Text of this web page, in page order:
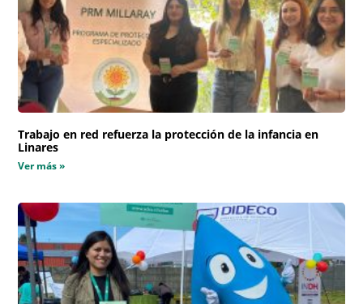
Trabajo en red refuerza la protección de la infancia en
Linares
Ver más »